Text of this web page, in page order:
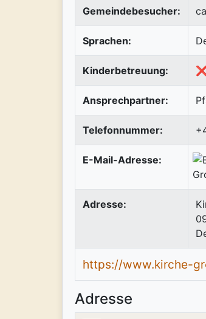
Gemeindebesucher:
Sprachen:
Kinderbetreuung:
Ansprechpartner:
Telefonnummer:
E-Mail-Adresse:
Adresse:
https://www.kirche-
Adresse